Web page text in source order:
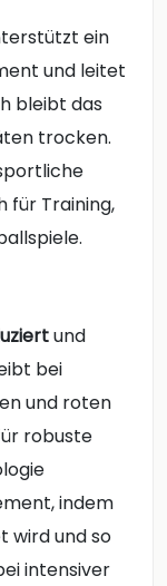
ein
und leitet
bleibt das
trocken.
für Training,
und
bei
und roten
robuste
indem
wird und so
intensiver